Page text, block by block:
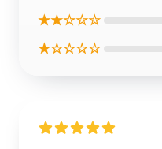
★★☆☆☆
★☆☆☆☆